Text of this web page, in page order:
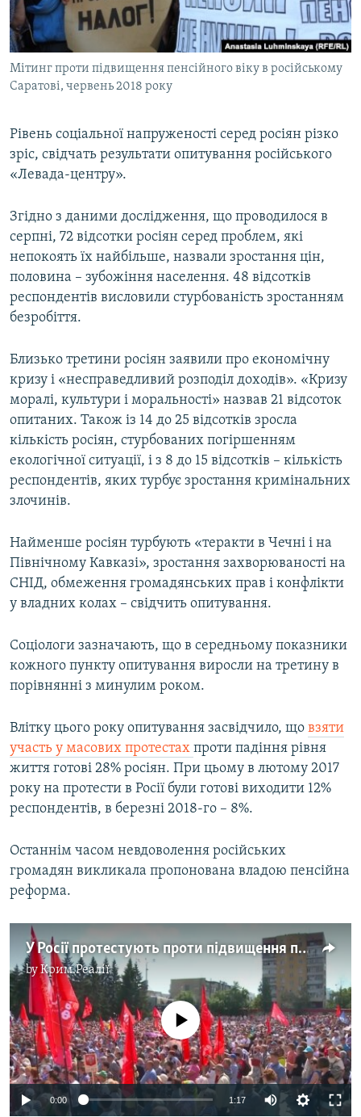
ВІДЕОУРОКИ «ELIFBE»
СВІДЧЕННЯ ОКУПАЦІЇ
УКРАЇНСЬКА ПРОБЛЕМА КРИМУ
Русский
Qırımtatar
Усі сайти RFE/RL
Мітинг проти підвищення пенсійного віку в російському
Саратові, червень 2018 року
Рівень соціальної напруженості серед росіян різко
зріс, свідчать результати опитування російського
«Левада-центру».
Згідно з даними дослідження, що проводилося в
серпні, 72 відсотки росіян серед проблем, які
непокоять їх найбільше, назвали зростання цін,
половина – зубожіння населення. 48 відсотків
респондентів висловили стурбованість зростанням
безробіття.
Близько третини росіян заявили про економічну
кризу і «несправедливий розподіл доходів». «Кризу
моралі, культури і моральності» назвав 21 відсоток
опитаних. Також із 14 до 25 відсотків зросла
кількість росіян, стурбованих погіршенням
екологічної ситуації, і з 8 до 15 відсотків – кількість
респондентів, яких турбує зростання кримінальних
злочинів.
Найменше росіян турбують «теракти в Чечні і на
Північному Кавказі», зростання захворюваності на
СНІД, обмеження громадянських прав і конфлікти
у владних колах – свідчить опитування.
Соціологи зазначають, що в середньому показники
кожного пункту опитування виросли на третину в
порівнянні з минулим роком.
Влітку цього року опитування засвідчило, що взяти
участь у масових протестах проти падіння рівня
життя готові 28% росіян. При цьому в лютому 2017
року на протести в Росії були готові виходити 12%
респондентів, в березні 2018-го – 8%.
Останнім часом невдоволення російських
громадян викликала пропонована владою пенсійна
реформа.
У Росії протестують проти підвищення пенсійного віку – відео
byКрим.Реалії
No media source currently available
0:00 1:17